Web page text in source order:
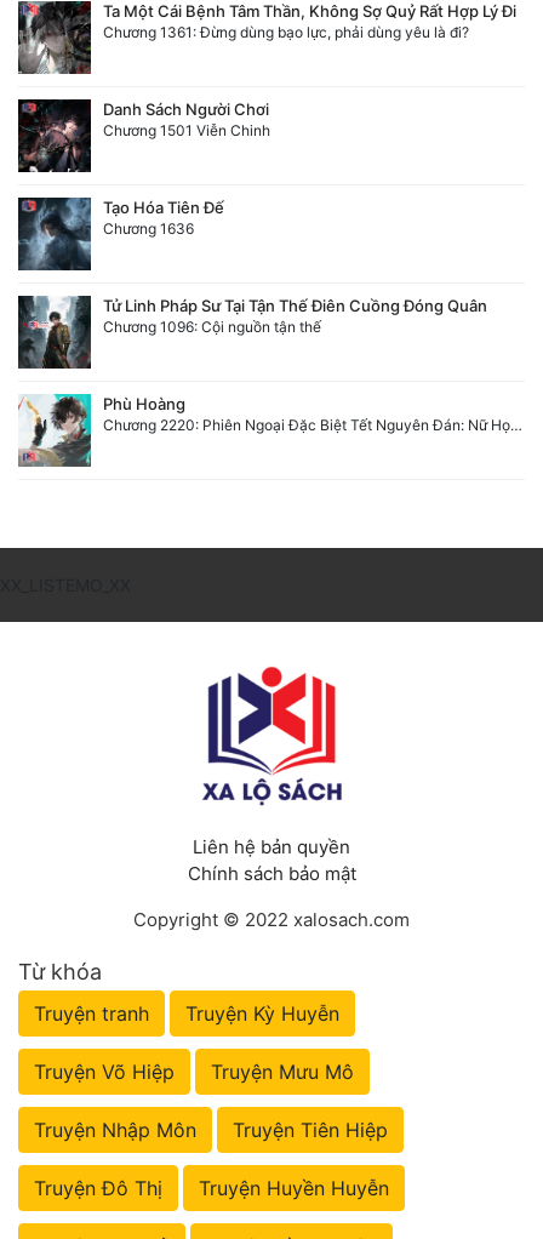
Ta Một Cái Bệnh Tâm Thần, Không Sợ Quỷ Rất Hợp Lý Đi
Chương 1361: Đừng dùng bạo lực, phải dùng yêu là đi?
Danh Sách Người Chơi
Chương 1501 Viễn Chinh
Tạo Hóa Tiên Đế
Chương 1636
Tử Linh Pháp Sư Tại Tận Thế Điên Cuồng Đóng Quân
Chương 1096: Cội nguồn tận thế
Phù Hoàng
Chương 2220: Phiên Ngoại Đặc Biệt Tết Nguyên Đán: Nữ Học Phách và Kẻ Mọt Sách (5)
Liên hệ bản quyền
Chính sách bảo mật
Copyright © 2022 xalosach.com
Từ khóa
Truyện tranh Truyện Kỳ Huyễn
Truyện Võ Hiệp Truyện Mưu Mô
Truyện Nhập Môn Truyện Tiên Hiệp
Truyện Đô Thị Truyện Huyền Huyễn